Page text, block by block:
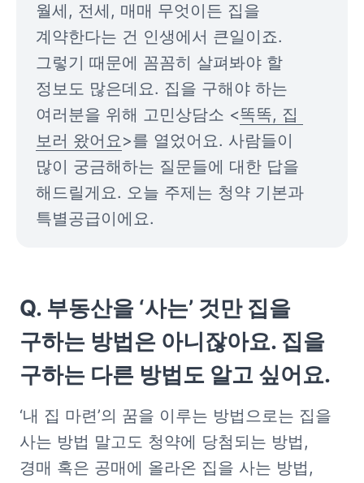
월세, 전세, 매매 무엇이든 집을
계약한다는 건 인생에서 큰일이죠.
그렇기 때문에 꼼꼼히 살펴봐야 할
정보도 많은데요. 집을 구해야 하는
여러분을 위해 고민상담소 <똑똑, 집
보러 왔어요>를 열었어요. 사람들이
많이 궁금해하는 질문들에 대한 답을
해드릴게요. 오늘 주제는 청약 기본과
특별공급이에요.
Q. 부동산을 ‘사는’ 것만 집을
구하는 방법은 아니잖아요. 집을
구하는 다른 방법도 알고 싶어요.
‘내 집 마련’의 꿈을 이루는 방법으로는 집을
사는 방법 말고도 청약에 당첨되는 방법,
경매 혹은 공매에 올라온 집을 사는 방법,